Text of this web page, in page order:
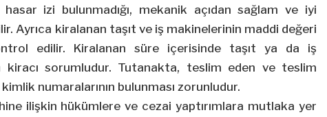
izi bulunmadığı, mekanik açıdan sağlam ve iyi
Ayrıca kiralanan taşıt ve iş makinelerinin maddi değeri
edilir. Kiralanan süre içerisinde taşıt ya da iş
kiracı sorumludur. Tutanakta, teslim eden ve teslim
kimlik numaralarının bulunması zorunludur.
ilişkin hükümlere ve cezai yaptırımlara mutlaka yer